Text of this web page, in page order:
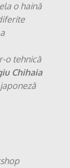
o haină
o tehnică
Chihaia
japoneză